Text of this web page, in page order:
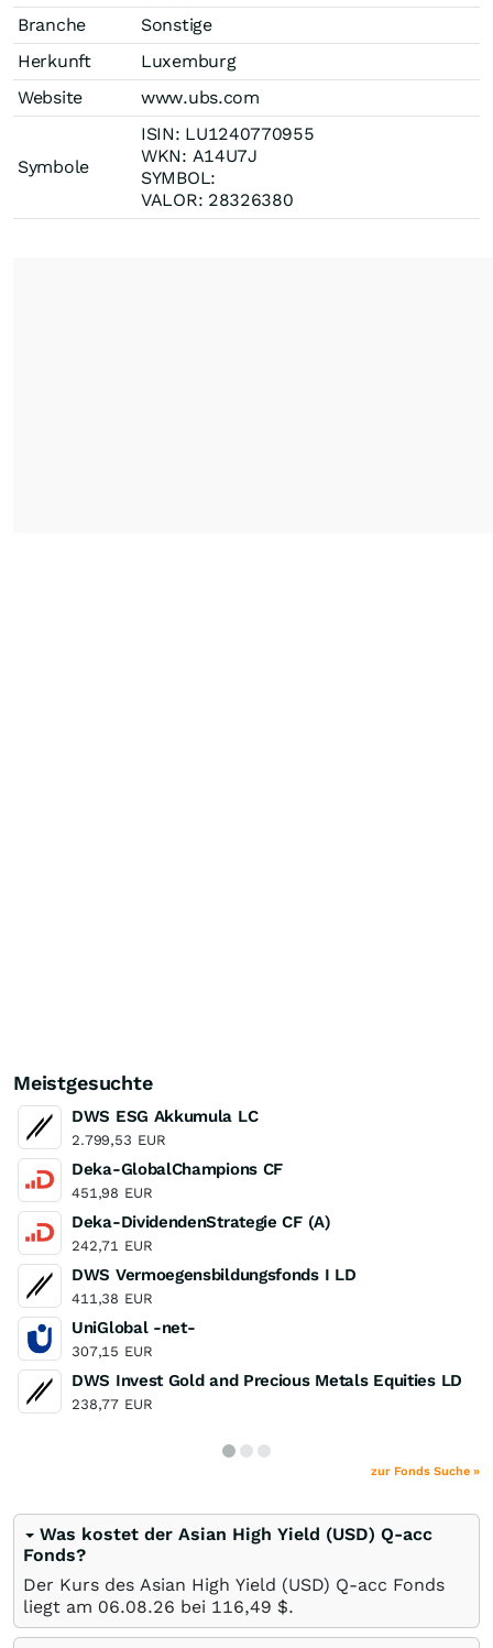
Branche
Sonstige
Herkunft
Luxemburg
Website
www.ubs.com
Symbole
ISIN: LU1240770955
WKN: A14U7J
SYMBOL:
VALOR: 28326380
Meistgesuchte
DWS ESG Akkumula LC
2.799,53 EUR
Deka-GlobalChampions CF
451,98 EUR
Deka-DividendenStrategie CF (A)
242,71 EUR
DWS Vermoegensbildungsfonds I LD
411,38 EUR
UniGlobal -net-
307,15 EUR
DWS Invest Gold and Precious Metals Equities LD
238,77 EUR
zur Fonds Suche »
Was kostet der Asian High Yield (USD) Q-acc
Fonds?
Der Kurs des Asian High Yield (USD) Q-acc Fonds
liegt am 06.08.26 bei 116,49 $.